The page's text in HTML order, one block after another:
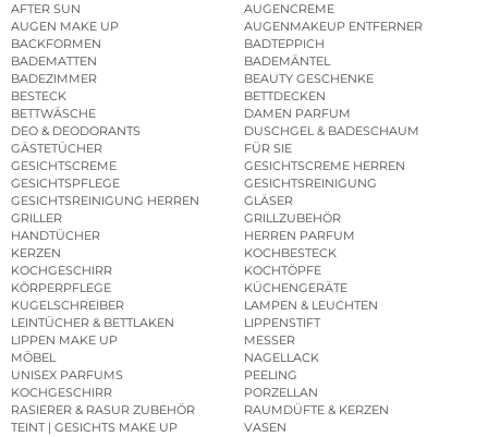
AFTER SUN
AUGENCREME
AUGEN MAKE UP
AUGENMAKEUP ENTFERNER
BACKFORMEN
BADTEPPICH
BADEMATTEN
BADEMÄNTEL
BADEZIMMER
BEAUTY GESCHENKE
BESTECK
BETTDECKEN
BETTWÄSCHE
DAMEN PARFUM
DEO & DEODORANTS
DUSCHGEL & BADESCHAUM
GÄSTETÜCHER
FÜR SIE
GESICHTSCREME
GESICHTSCREME HERREN
GESICHTSPFLEGE
GESICHTSREINIGUNG
GESICHTSREINIGUNG HERREN
GLÄSER
GRILLER
GRILLZUBEHÖR
HANDTÜCHER
HERREN PARFUM
KERZEN
KOCHBESTECK
KOCHGESCHIRR
KOCHTÖPFE
KÖRPERPFLEGE
KÜCHENGERÄTE
KUGELSCHREIBER
LAMPEN & LEUCHTEN
LEINTÜCHER & BETTLAKEN
LIPPENSTIFT
LIPPEN MAKE UP
MESSER
MÖBEL
NAGELLACK
UNISEX PARFUMS
PEELING
KOCHGESCHIRR
PORZELLAN
RASIERER & RASUR ZUBEHÖR
RAUMDÜFTE & KERZEN
TEINT | GESICHTS MAKE UP
VASEN